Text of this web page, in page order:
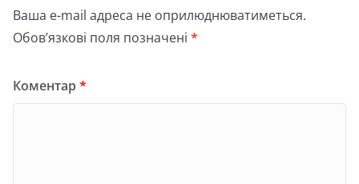
Ваша e-mail адреса не оприлюднюватиметься.
Обов’язкові поля позначені *
Коментар*